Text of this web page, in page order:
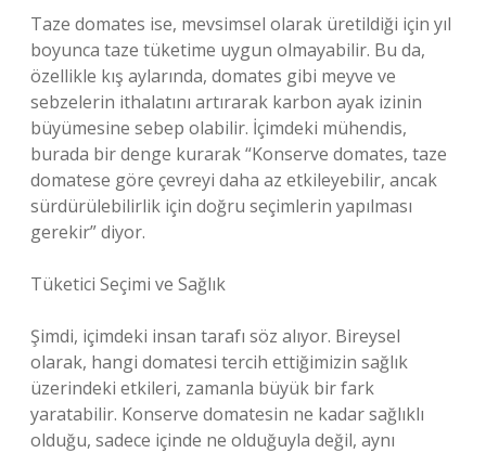
Taze domates ise, mevsimsel olarak üretildiği için yıl
boyunca taze tüketime uygun olmayabilir. Bu da,
özellikle kış aylarında, domates gibi meyve ve
sebzelerin ithalatını artırarak karbon ayak izinin
büyümesine sebep olabilir. İçimdeki mühendis,
burada bir denge kurarak “Konserve domates, taze
domatese göre çevreyi daha az etkileyebilir, ancak
sürdürülebilirlik için doğru seçimlerin yapılması
gerekir” diyor.
Tüketici Seçimi ve Sağlık
Şimdi, içimdeki insan tarafı söz alıyor. Bireysel
olarak, hangi domatesi tercih ettiğimizin sağlık
üzerindeki etkileri, zamanla büyük bir fark
yaratabilir. Konserve domatesin ne kadar sağlıklı
olduğu, sadece içinde ne olduğuyla değil, aynı